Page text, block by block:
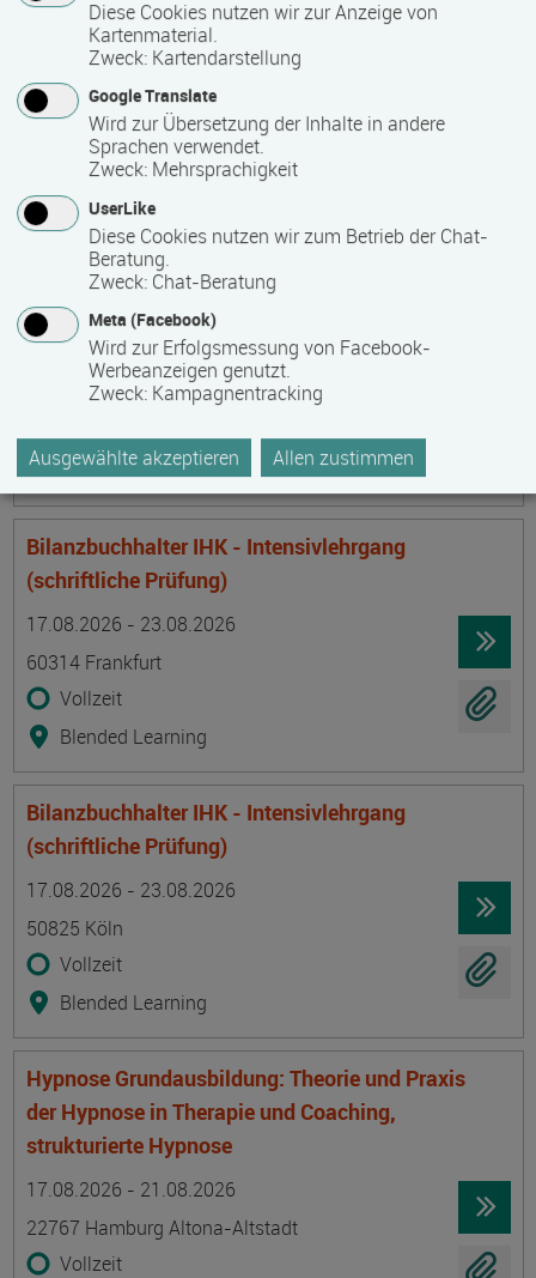
Ökonomische Grundkenntnisse:
Zusammenhänge verstehen - betrieblich aktiv
werden!
Termin
17.08.2026 - 21.08.2026
Ort
13595 Berlin
Zeitmuster
Vollzeit
Lehr- und Lernform
Präsenzveranstaltung
Keramik, Yoga und Mee(h)r
Termin
17.08.2026 - 21.08.2026
Ort
17509 Lubmin
Zeitmuster
Vollzeit
Lehr- und Lernform
Präsenzveranstaltung
Bilanzbuchhalter IHK - Intensivlehrgang
(schriftliche Prüfung)
17.08.2026 - 23.08.2026
60314 Frankfurt
Vollzeit
Blended Learning
Bilanzbuchhalter IHK - Intensivlehrgang
(schriftliche Prüfung)
17.08.2026 - 23.08.2026
50825 Köln
Vollzeit
Blended Learning
Hypnose Grundausbildung: Theorie und Praxis
der Hypnose in Therapie und Coaching,
strukturierte Hypnose
17.08.2026 - 21.08.2026
22767 Hamburg Altona-Altstadt
Vollzeit
Diese Cookies nutzen wir zur Anzeige von
Kartenmaterial.
Zweck: Kartendarstellung
Google Translate
Wird zur Übersetzung der Inhalte in andere
Sprachen verwendet.
Zweck: Mehrsprachigkeit
UserLike
Diese Cookies nutzen wir zum Betrieb der Chat-
Beratung.
Zweck: Chat-Beratung
Meta (Facebook)
Wird zur Erfolgsmessung von Facebook-
Werbeanzeigen genutzt.
Zweck: Kampagnentracking
Ausgewählte akzeptieren Allen zustimmen